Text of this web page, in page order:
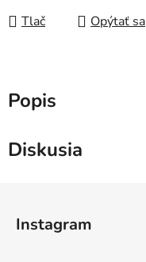
Tlač Opýtať sa
Popis
Diskusia
Instagram